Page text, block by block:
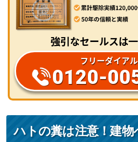
強引なセールスは
フリーダイアル
0120-
ハトの糞は注意！建物